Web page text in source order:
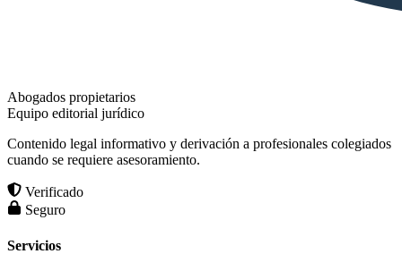
Abogados propietarios
Equipo editorial jurídico
Contenido legal informativo y derivación a profesionales colegiados
cuando se requiere asesoramiento.
Verificado
Seguro
Servicios